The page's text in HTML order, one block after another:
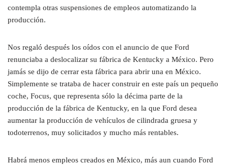
contempla otras suspensiones de empleos automatizando la
producción.
Nos regaló después los oídos con el anuncio de que Ford
renunciaba a deslocalizar su fábrica de Kentucky a México. Pero
jamás se dijo de cerrar esta fábrica para abrir una en México.
Simplemente se trataba de hacer construir en este país un pequeño
coche, Focus, que representa sólo la décima parte de la
producción de la fábrica de Kentucky, en la que Ford desea
aumentar la producción de vehículos de cilindrada gruesa y
todoterrenos, muy solicitados y mucho más rentables.
Habrá menos empleos creados en México, más aun cuando Ford